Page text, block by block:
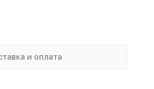
и оплата